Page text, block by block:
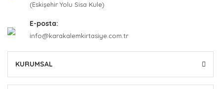
(Eskişehir Yolu Sisa Kule)
E-posta:
info@karakalemkirtasiye.com.tr
KURUMSAL